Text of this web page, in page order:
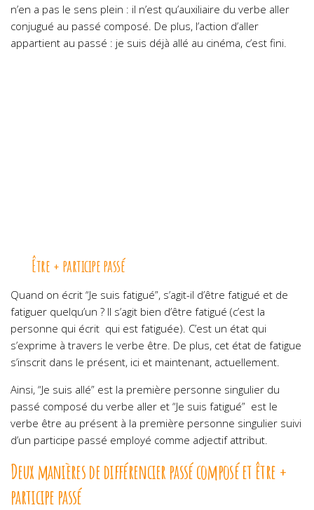
n’en a pas le sens plein : il n’est qu’auxiliaire du verbe aller
conjugué au passé composé. De plus, l’action d’aller
appartient au passé : je suis déjà allé au cinéma, c’est fini.
Être + participe passé
Quand on écrit “Je suis fatigué”, s’agit-il d’être fatigué et de
fatiguer quelqu’un ? Il s’agit bien d’être fatigué (c’est la
personne qui écrit qui est fatiguée). C’est un état qui
s’exprime à travers le verbe être. De plus, cet état de fatigue
s’inscrit dans le présent, ici et maintenant, actuellement.
Ainsi, “Je suis allé” est la première personne singulier du
passé composé du verbe aller et “Je suis fatigué” est le
verbe être au présent à la première personne singulier suivi
d’un participe passé employé comme adjectif attribut.
Deux manières de différencier passé composé et être +
participe passé